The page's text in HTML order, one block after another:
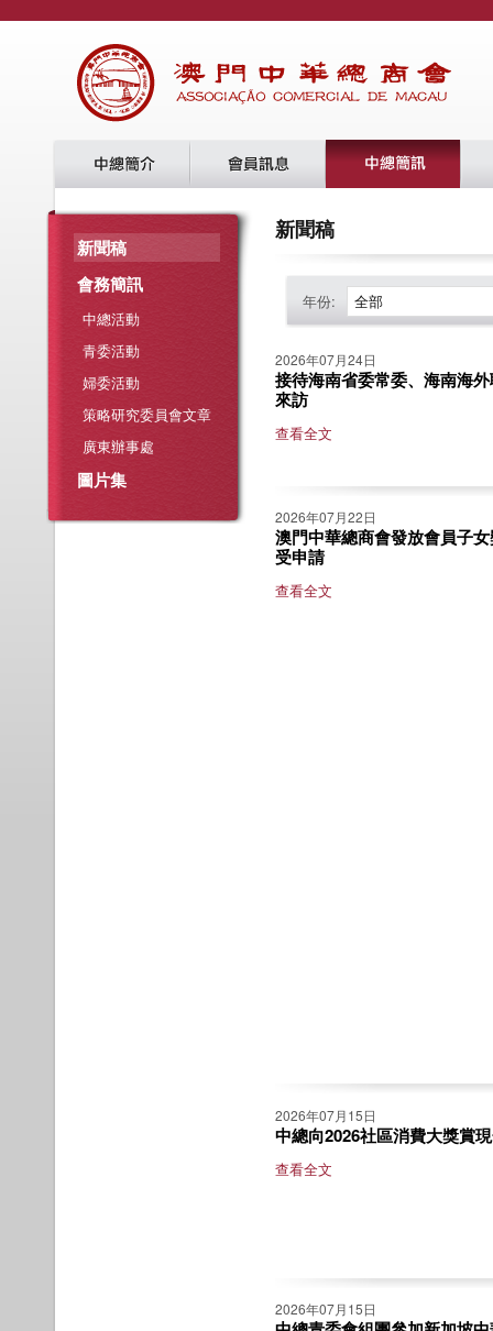
新聞稿
會務簡訊
中總活動
青委活動
婦委活動
策略研究委員會文章
廣東辦事處
圖片集
新聞稿
年份: 全部
2026年07月24日
接待海南省委常委、海南海
來訪
查看全文
2026年07月22日
澳門中華總商會發放會員子
受申請
查看全文
2026年07月15日
中總向2026社區消費大獎賞
查看全文
2026年07月15日